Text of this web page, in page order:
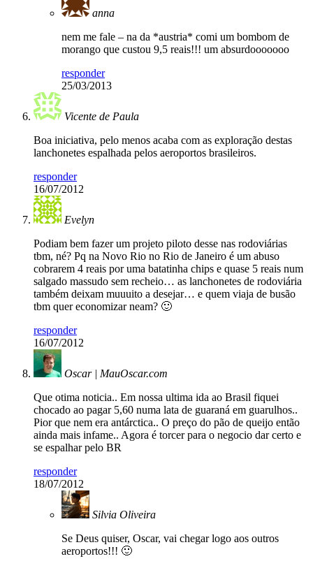
anna
nem me fale – na da *austria* comi um bombom de
morango que custou 9,5 reais!!! um absurdooooooo
responder
25/03/2013
Vicente de Paula
Boa iniciativa, pelo menos acaba com as exploração destas
lanchonetes espalhada pelos aeroportos brasileiros.
responder
16/07/2012
Evelyn
Podiam bem fazer um projeto piloto desse nas rodoviárias
tbm, né? Pq na Novo Rio no Rio de Janeiro é um abuso
cobrarem 4 reais por uma batatinha chips e quase 5 reais num
salgado massudo sem recheio… as lanchonetes de rodoviária
também deixam muuuito a desejar… e quem viaja de busão
tbm quer economizar neam? 🙂
responder
16/07/2012
Oscar | MauOscar.com
Que otima noticia.. Em nossa ultima ida ao Brasil fiquei
chocado ao pagar 5,60 numa lata de guaraná em guarulhos..
Pior que nem era antárctica.. O preço do pão de queijo então
ainda mais infame.. Agora é torcer para o negocio dar certo e
se espalhar pelo BR
responder
18/07/2012
Silvia Oliveira
Se Deus quiser, Oscar, vai chegar logo aos outros
aeroportos!!! 🙂